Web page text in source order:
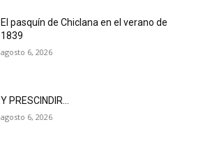
El pasquín de Chiclana en el verano de
1839
agosto 6, 2026
Y PRESCINDIR…
agosto 6, 2026